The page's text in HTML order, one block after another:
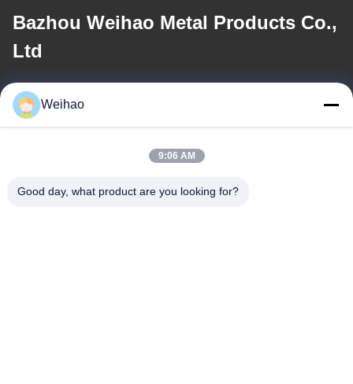
Bazhou Weihao Metal Products Co.,
Ltd
Correo electrónico
408690175@qq.com
Nuestra Dirección
Weihao
9:06 AM
Good day, what product are you looking for?